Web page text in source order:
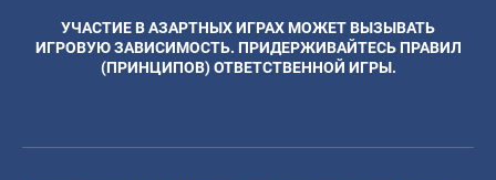
УЧАСТИЕ В АЗАРТНЫХ ИГРАХ МОЖЕТ ВЫЗЫВАТЬ
ИГРОВУЮ ЗАВИСИМОСТЬ. ПРИДЕРЖИВАЙТЕСЬ ПРАВИЛ
(ПРИНЦИПОВ) ОТВЕТСТВЕННОЙ ИГРЫ.